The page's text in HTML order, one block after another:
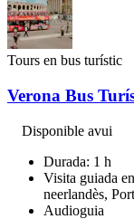
Tours en bus turístic
Verona Bus
Disponible avui
Durada: 1 h
Visita guiada
neerlandès,
Audioguia